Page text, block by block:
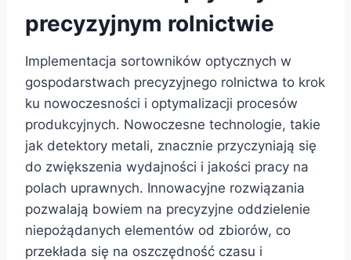
precyzyjnym rolnictwie
Implementacja sortowników optycznych w
gospodarstwach precyzyjnego rolnictwa to krok
ku nowoczesności i optymalizacji procesów
produkcyjnych. Nowoczesne technologie, takie
jak detektory metali, znacznie przyczyniają się
do zwiększenia wydajności i jakości pracy na
polach uprawnych. Innowacyjne rozwiązania
pozwalają bowiem na precyzyjne oddzielenie
niepożądanych elementów od zbiorów, co
przekłada się na oszczędność czasu i